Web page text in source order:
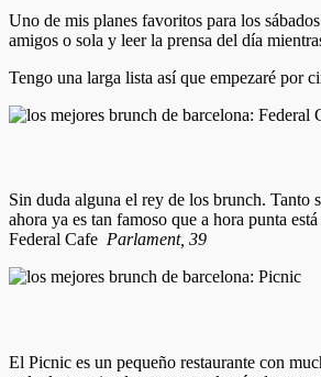
Uno de mis planes favoritos para los
amigos o sola y leer la prensa del día
Tengo una larga lista así que empezaré por
Sin duda alguna el rey de los brunch. Tanto
ahora ya es tan famoso que a hora punta
Federal Cafe Parlament, 39
El Picnic es un pequeño restaurante con